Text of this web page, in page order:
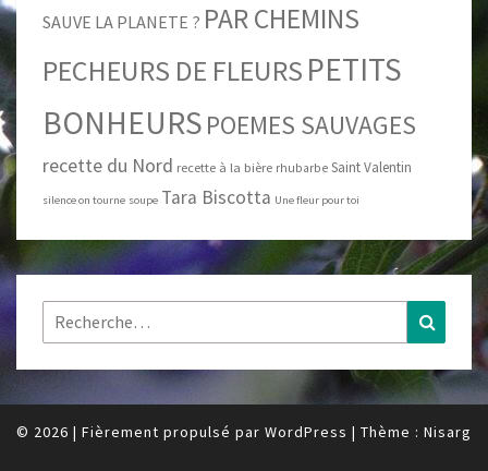
SAUVE LA PLANETE ? PAR CHEMINS
PECHEURS DE FLEURS PETITS
BONHEURS POEMES SAUVAGES
recette du Nord recette à la bière rhubarbe Saint Valentin
silence on tourne soupe Tara Biscotta Une fleur pour toi
Rechercher :
© 2026 | Fièrement propulsé par WordPress | Thème : Nisarg